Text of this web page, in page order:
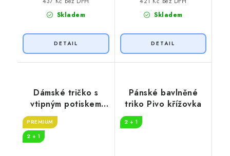
Skladem Skladem
Dámské tričko s
vtipným potiskem
Nezdržím se
PREMIUM
2 + 1
Pánské bavlněné
triko Pivo křížovka
2 + 1